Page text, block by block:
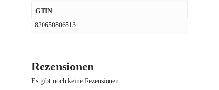
GTIN
820650806513
Rezensionen
Es gibt noch keine Rezensionen.